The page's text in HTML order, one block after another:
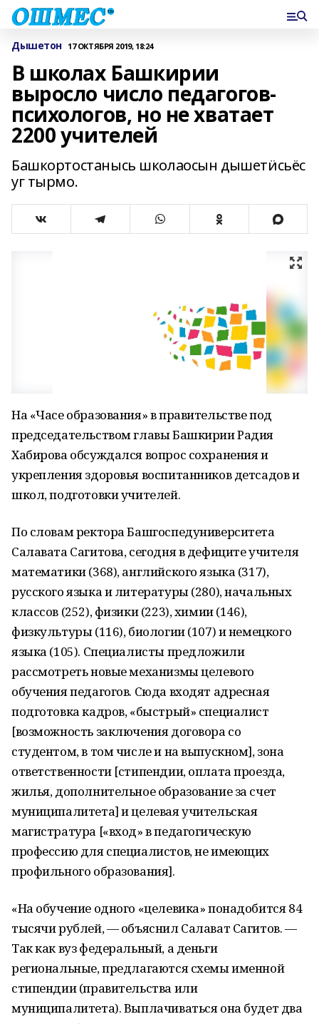
Дышетон 17 ОКТЯБРЯ 2019, 18:24
В школах Башкирии
выросло число педагогов-
психологов, но не хватает
2200 учителей
Башкортостанысь школаосын дышетӥсьёс
уг тырмо.
На «Часе образования» в правительстве под
председательством главы Башкирии Радия
Хабирова обсуждался вопрос сохранения и
укрепления здоровья воспитанников детсадов и
школ, подготовки учителей.
По словам ректора Башгоспедуниверситета
Салавата Сагитова, сегодня в дефиците учителя
математики (368), английского языка (317),
русского языка и литературы (280), начальных
классов (252), физики (223), химии (146),
физкультуры (116), биологии (107) и немецкого
языка (105). Специалисты предложили
рассмотреть новые механизмы целевого
обучения педагогов. Сюда входят адресная
подготовка кадров, «быстрый» специалист
[возможность заключения договора со
студентом, в том числе и на выпускном], зона
ответственности [стипендии, оплата проезда,
жилья, дополнительное образование за счет
муниципалитета] и целевая учительская
магистратура [«вход» в педагогическую
профессию для специалистов, не имеющих
профильного образования].
«На обучение одного «целевика» понадобится 84
тысячи рублей, — объяснил Салават Сагитов. —
Так как вуз федеральный, а деньги
региональные, предлагаются схемы именной
стипендии (правительства или
муниципалитета). Выплачиваться она будет два